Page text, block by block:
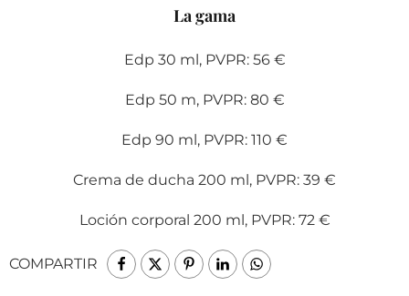
La gama
Edp 30 ml, PVPR: 56 €
Edp 50 m, PVPR: 80 €
Edp 90 ml, PVPR: 110 €
Crema de ducha 200 ml, PVPR: 39 €
Loción corporal 200 ml, PVPR: 72 €
COMPARTIR